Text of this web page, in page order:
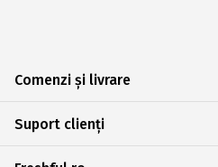
Comenzi și livrare
Suport clienți